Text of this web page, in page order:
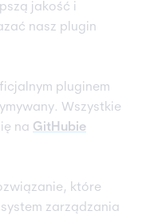
jakość i
nasz plugin
pluginem
Wszystkie
na GitHubie
które
zarządzania